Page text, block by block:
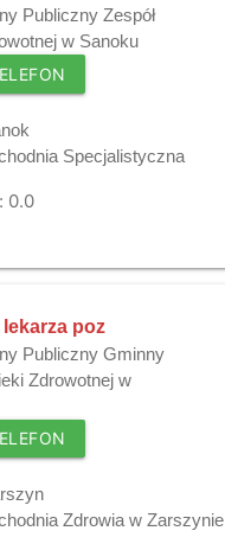
Publiczny Zespół
w Sanoku
Specjalistyczna
0.0
poz
Publiczny Gminny
Zdrowotnej w
Zdrowia w Zarszynie